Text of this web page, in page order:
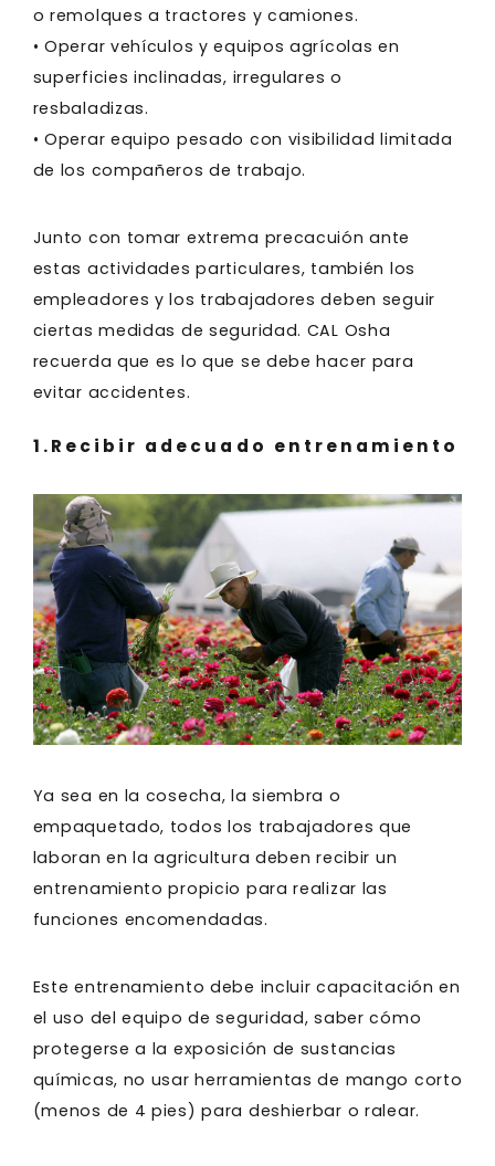
o remolques a tractores y camiones.
• Operar vehículos y equipos agrícolas en
superficies inclinadas, irregulares o
resbaladizas.
• Operar equipo pesado con visibilidad limitada
de los compañeros de trabajo.
Junto con tomar extrema precacuión ante
estas actividades particulares, también los
empleadores y los trabajadores deben seguir
ciertas medidas de seguridad. CAL Osha
recuerda que es lo que se debe hacer para
evitar accidentes.
1.Recibir adecuado entrenamiento
Ya sea en la cosecha, la siembra o
empaquetado, todos los trabajadores que
laboran en la agricultura deben recibir un
entrenamiento propicio para realizar las
funciones encomendadas.
Este entrenamiento debe incluir capacitación en
el uso del equipo de seguridad, saber cómo
protegerse a la exposición de sustancias
químicas, no usar herramientas de mango corto
(menos de 4 pies) para deshierbar o ralear.